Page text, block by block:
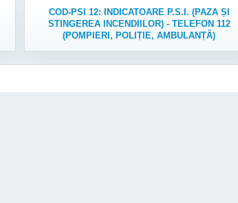
COD-PSI 12: INDICATOARE P.S.I. (PAZA ȘI
STINGEREA INCENDIILOR) - TELEFON 112
(POMPIERI, POLIȚIE, AMBULANȚĂ)